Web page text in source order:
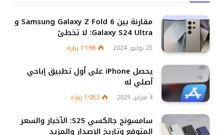
مقارنة بين Samsung Galaxy Z Fold 6 و
Galaxy S24 Ultra: لا تخطئ
25 يوليو, 2024 1٬198 زيارة
يحصل iPhone على أول تطبيق إباحي
أصلي له
4 فبراير, 2025 1٬052 زيارة
سامسونج جالكسي S25: الأخبار والسعر
المتوقع وتاريخ الإصدار والمزيد